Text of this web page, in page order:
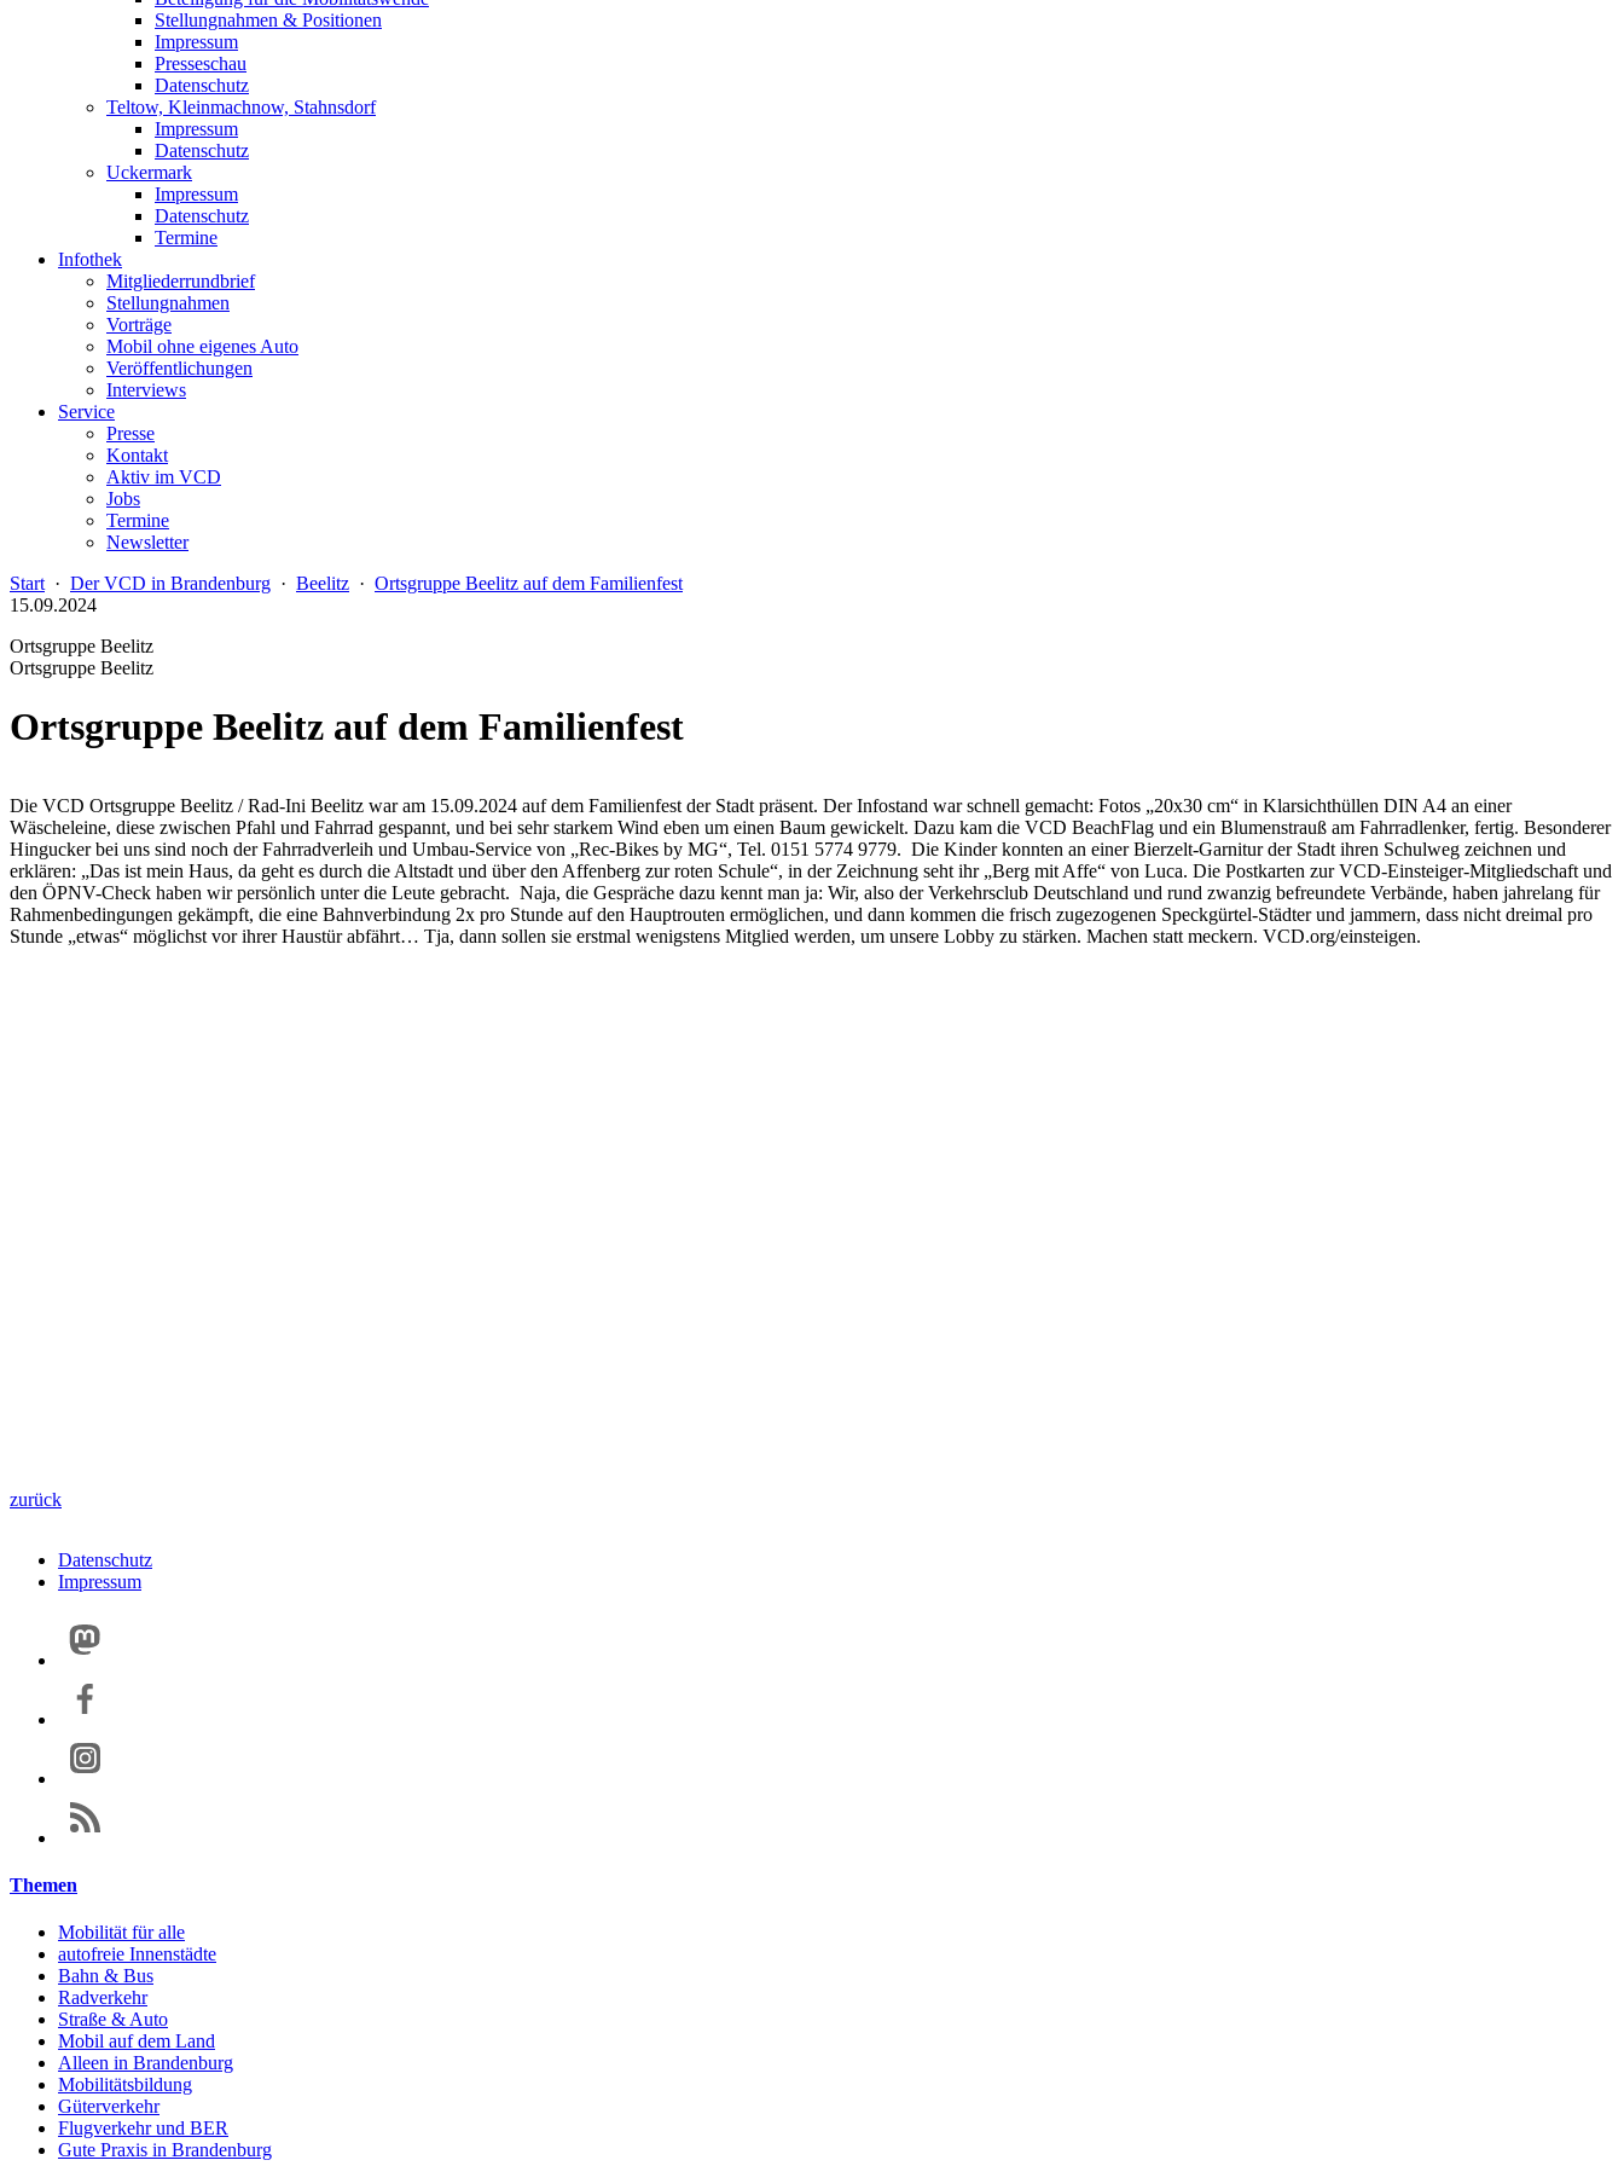
Stellungnahmen & Positionen
Impressum
Presseschau
Datenschutz
Teltow, Kleinmachnow, Stahnsdorf
Impressum
Datenschutz
Uckermark
Impressum
Datenschutz
Termine
Infothek
Mitgliederrundbrief
Stellungnahmen
Vorträge
Mobil ohne eigenes Auto
Veröffentlichungen
Interviews
Service
Presse
Kontakt
Aktiv im VCD
Jobs
Termine
Newsletter
Start · Der VCD in Brandenburg · Beelitz · Ortsgruppe Beelitz auf dem Familienfest
15.09.2024
Ortsgruppe Beelitz
Ortsgruppe Beelitz
Ortsgruppe Beelitz auf dem Familienfest
Die VCD Ortsgruppe Beelitz / Rad-Ini Beelitz war am 15.09.2024 auf dem Familienfest der Stadt präsent. Der Infostand war schnell gemacht: Fotos „20x30 cm“ in Klarsichthüllen DIN A4 an einer
Wäscheleine, diese zwischen Pfahl und Fahrrad gespannt, und bei sehr starkem Wind eben um einen Baum gewickelt. Dazu kam die VCD BeachFlag und ein Blumenstrauß am Fahrradlenker, fertig. Besonderer
Hingucker bei uns sind noch der Fahrradverleih und Umbau-Service von „Rec-Bikes by MG“, Tel. 0151 5774 9779. Die Kinder konnten an einer Bierzelt-Garnitur der Stadt ihren Schulweg zeichnen und
erklären: „Das ist mein Haus, da geht es durch die Altstadt und über den Affenberg zur roten Schule“, in der Zeichnung seht ihr „Berg mit Affe“ von Luca. Die Postkarten zur VCD-Einsteiger-Mitgliedschaft und
den ÖPNV-Check haben wir persönlich unter die Leute gebracht. Naja, die Gespräche dazu kennt man ja: Wir, also der Verkehrsclub Deutschland und rund zwanzig befreundete Verbände, haben jahrelang für
Rahmenbedingungen gekämpft, die eine Bahnverbindung 2x pro Stunde auf den Hauptrouten ermöglichen, und dann kommen die frisch zugezogenen Speckgürtel-Städter und jammern, dass nicht dreimal pro
Stunde „etwas“ möglichst vor ihrer Haustür abfährt… Tja, dann sollen sie erstmal wenigstens Mitglied werden, um unsere Lobby zu stärken. Machen statt meckern. VCD.org/einsteigen.
zurück
Datenschutz
Impressum
Themen
Mobilität für alle
autofreie Innenstädte
Bahn & Bus
Radverkehr
Straße & Auto
Mobil auf dem Land
Alleen in Brandenburg
Mobilitätsbildung
Güterverkehr
Flugverkehr und BER
Gute Praxis in Brandenburg